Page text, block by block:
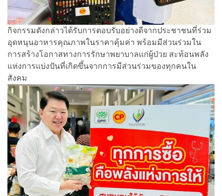
กิจกรรมดังกล่าวได้รับการตอบรับอย่างดีจากประชาชนที่ร่วม
อุดหนุนอาหารคุณภาพในราคาคุ้มค่า พร้อมมีส่วนร่วมใน
การสร้างโอกาสทางการรักษาพยาบาลแก่ผู้ป่วย สะท้อนพลัง
แห่งการแบ่งปันที่เกิดขึ้นจากการมีส่วนร่วมของทุกคนใน
สังคม